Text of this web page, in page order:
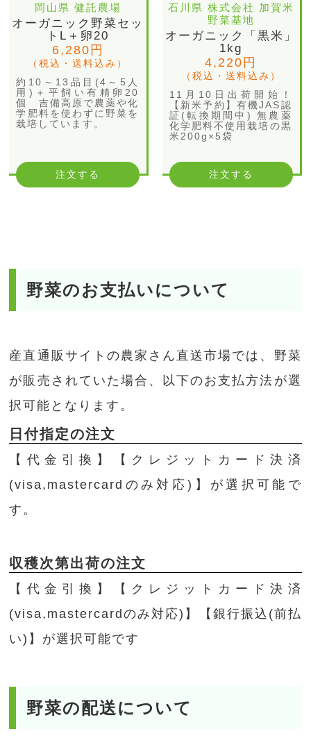
岡山県 健託農場
オーガニック野菜セッ
トL＋卵20
6,280円
（税込・送料込み）
約10～13品目(4～5人
用)＋平飼い有精卵20
個 吉備高原で農薬や化
学肥料を使わずに野菜を
栽培しています。
注文する
石川県 株式会社 加賀米
野菜基地
オーガニック「黒米」
1kg
4,220円
（税込・送料込み）
11月10日出荷開始！
【新米予約】有機JAS認
証(転換期間中) 無農薬
化学肥料不使用栽培の黒
米200g×5袋
注文する
野菜のお支払いについて
産直通販サイトの農家さん直送市場では、野菜
が販売されていた場合、以下のお支払方法が選
択可能となります。
日付指定の注文
【代金引換】【クレジットカード決済
(visa,mastercardのみ対応)】が選択可能で
す。
収穫次第出荷の注文
【代金引換】【クレジットカード決済
(visa,mastercardのみ対応)】【銀行振込(前払
い)】が選択可能です
野菜の配送について